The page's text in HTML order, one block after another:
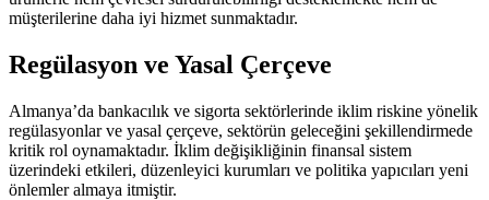
müşterilerine daha iyi hizmet sunmaktadır.
Regülasyon ve Yasal Çerçeve
Almanya’da bankacılık ve sigorta sektörlerinde iklim riskine yönelik
regülasyonlar ve yasal çerçeve, sektörün geleceğini şekillendirmede
kritik rol oynamaktadır. İklim değişikliğinin finansal sistem
üzerindeki etkileri, düzenleyici kurumları ve politika yapıcıları yeni
önlemler almaya itmiştir.